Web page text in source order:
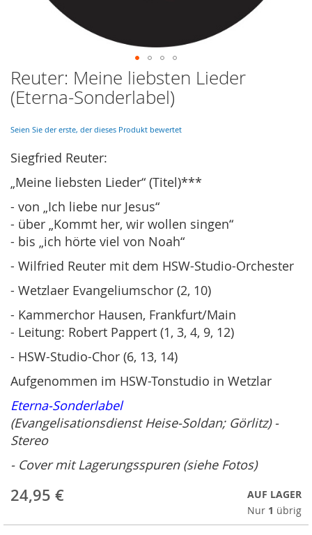
Skip
to
the
of
images
Reuter: Meine liebsten Lieder
(Eterna-Sonderlabel)
Seien Sie der erste, der dieses Produkt bewertet
Siegfried Reuter:
„Meine liebsten Lieder“ (Titel)***
- von „Ich liebe nur Jesus“
- über „Kommt her, wir wollen singen“
- bis „ich hörte viel von Noah“
- Wilfried Reuter mit dem HSW-Studio-Orchester
- Wetzlaer Evangeliumschor (2, 10)
- Kammerchor Hausen, Frankfurt/Main
- Leitung: Robert Pappert (1, 3, 4, 9, 12)
- HSW-Studio-Chor (6, 13, 14)
Aufgenommen im HSW-Tonstudio in Wetzlar
Eterna-Sonderlabel
(Evangelisationsdienst Heise-Soldan; Görlitz) -
Stereo
- Cover mit Lagerungsspuren (siehe Fotos)
24,95 €
AUF LAGER
Nur 1 übrig